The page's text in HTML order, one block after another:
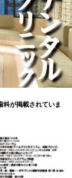
科が掲載されていま